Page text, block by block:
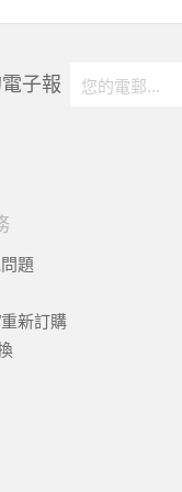
子報
題
新訂購